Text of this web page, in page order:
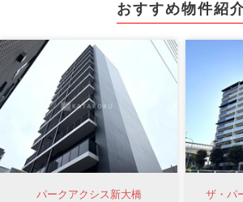
おすすめ物件紹
パークアクシス新大橋 ザ・パ